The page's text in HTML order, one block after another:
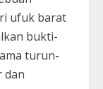
ufuk barat
bukti-
turun-
dan